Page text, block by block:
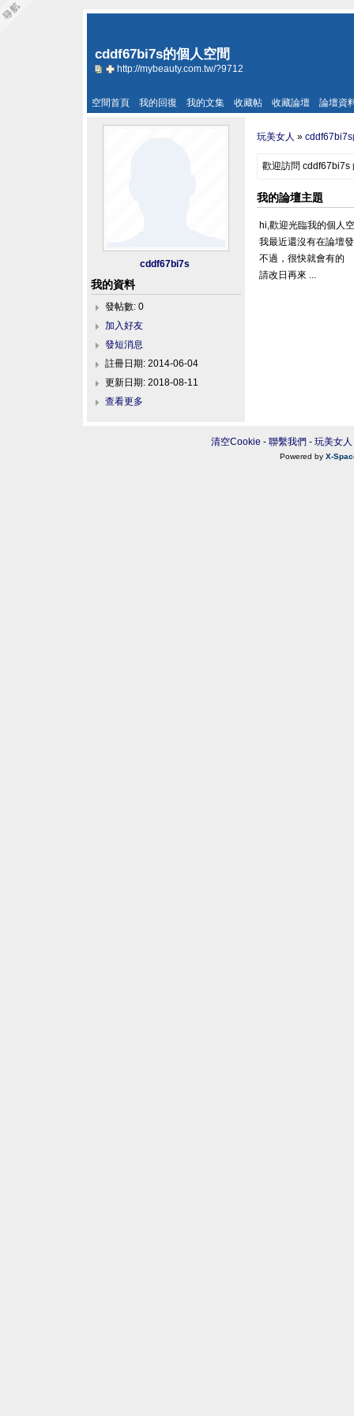
cddf67bi7s的個人空間
http://mybeauty.com.tw/?9712
空間首頁 我的回復 我的文集 收藏帖 收藏論壇 論壇資
玩美女人 »
歡迎訪問 cddf67bi7s
我的論壇主題
hi,歡迎光臨我的個人
我最近還沒有在論壇
不過，很快就會有的
請改日再來 ...
cddf67bi7s
我的資料
發帖數: 0
加入好友
發短消息
註冊日期: 2014-06-04
更新日期: 2018-08-11
查看更多
清空Cookie - 聯繫我們 - 玩美女人
Powered by X-